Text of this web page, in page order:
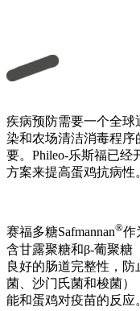
疾病预防需要一个全
染和农场清洁消毒程
要。Phileo-乐斯福已
方案来提高蛋鸡抗病性
赛福多糖Safmannan®作
含甘露聚糖和β-葡聚糖
良好的肠道完整性，
菌、沙门氏菌和梭菌）
能和蛋鸡对疫苗的反应